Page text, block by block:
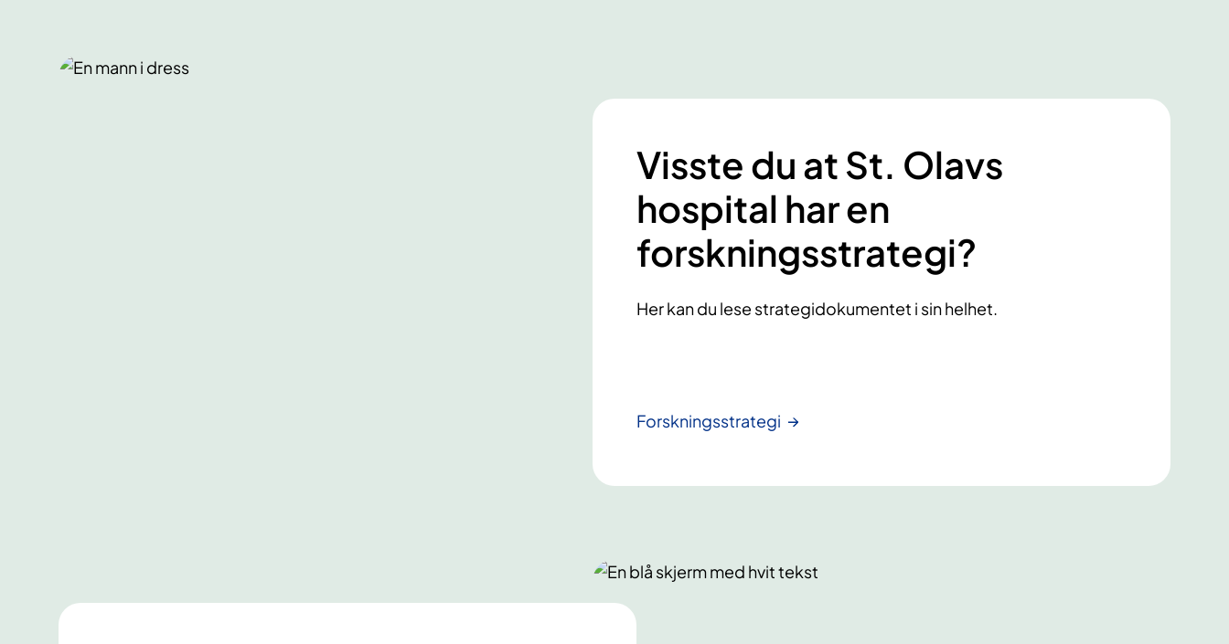
Visste du at St. Olavs
hospital har en
forskningsstrategi?
Her kan du lese strategidokumentet i sin helhet.
Forskningsstrategi